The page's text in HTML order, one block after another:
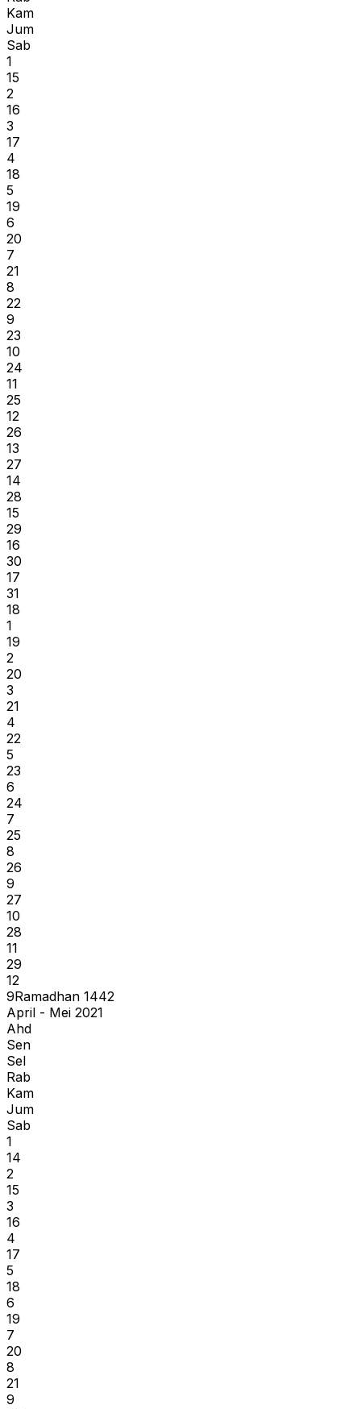
Kam
Jum
Sab
1
15
2
16
3
17
4
18
5
19
6
20
7
21
8
22
9
23
10
24
11
25
12
26
13
27
14
28
15
29
16
30
17
31
18
1
19
2
20
3
21
4
22
5
23
6
24
7
25
8
26
9
27
10
28
11
29
12
9Ramadhan 1442
April - Mei 2021
Ahd
Sen
Sel
Rab
Kam
Jum
Sab
1
14
2
15
3
16
4
17
5
18
6
19
7
20
8
21
9